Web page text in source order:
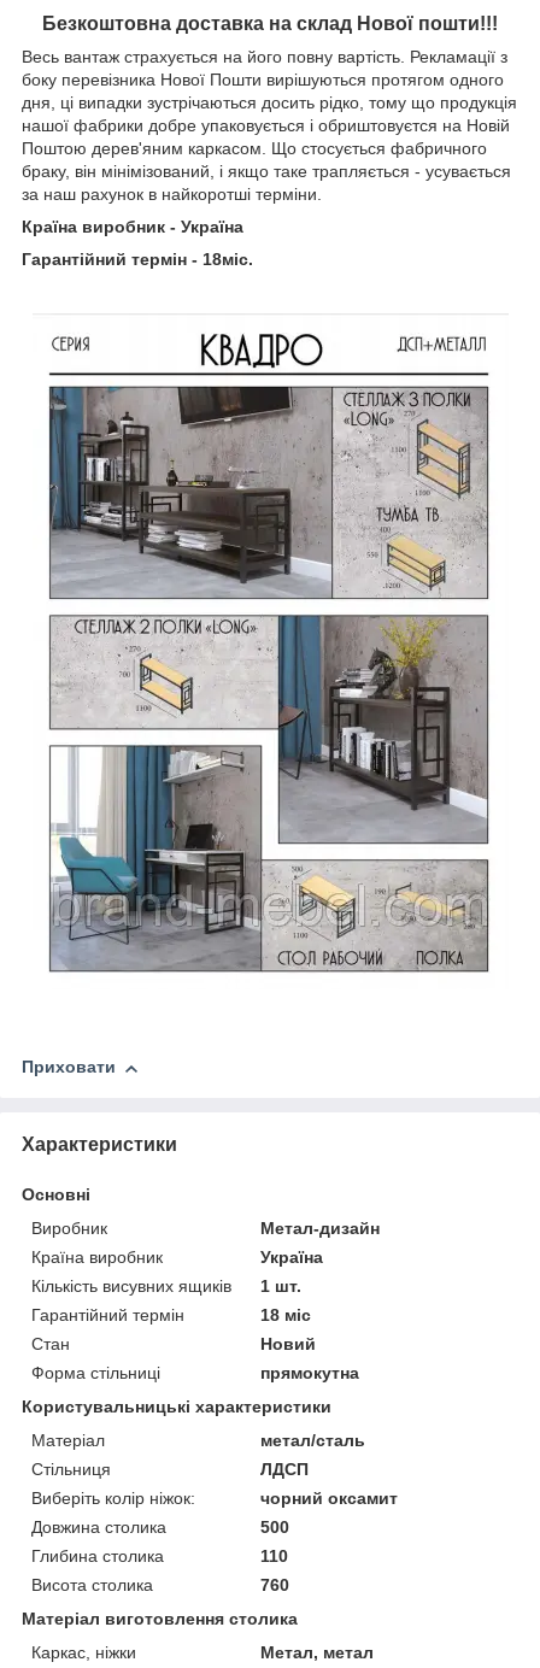
Безкоштовна доставка на склад Нової пошти!!!
Весь вантаж страхується на його повну вартість. Рекламації з
боку перевізника Нової Пошти вирішуються протягом одного
дня, ці випадки зустрічаються досить рідко, тому що продукція
нашої фабрики добре упаковується і обриштовуєтся на Новій
Поштою дерев'яним каркасом. Що стосується фабричного
браку, він мінімізований, і якщо таке трапляється - усувається
за наш рахунок в найкоротші терміни.
Країна виробник - Україна
Гарантійний термін - 18міс.
Приховати
Характеристики
Основні
Виробник
Метал-дизайн
Країна виробник
Україна
Кількість висувних ящиків
1 шт.
Гарантійний термін
18 міс
Стан
Новий
Форма стільниці
прямокутна
Користувальницькі характеристики
Матеріал
метал/сталь
Стільниця
ЛДСП
Виберіть колір ніжок:
чорний оксамит
Довжина столика
500
Глибина столика
110
Висота столика
760
Матеріал виготовлення столика
Каркас, ніжки
Метал, метал